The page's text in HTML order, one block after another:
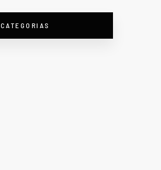
CATEGORIAS